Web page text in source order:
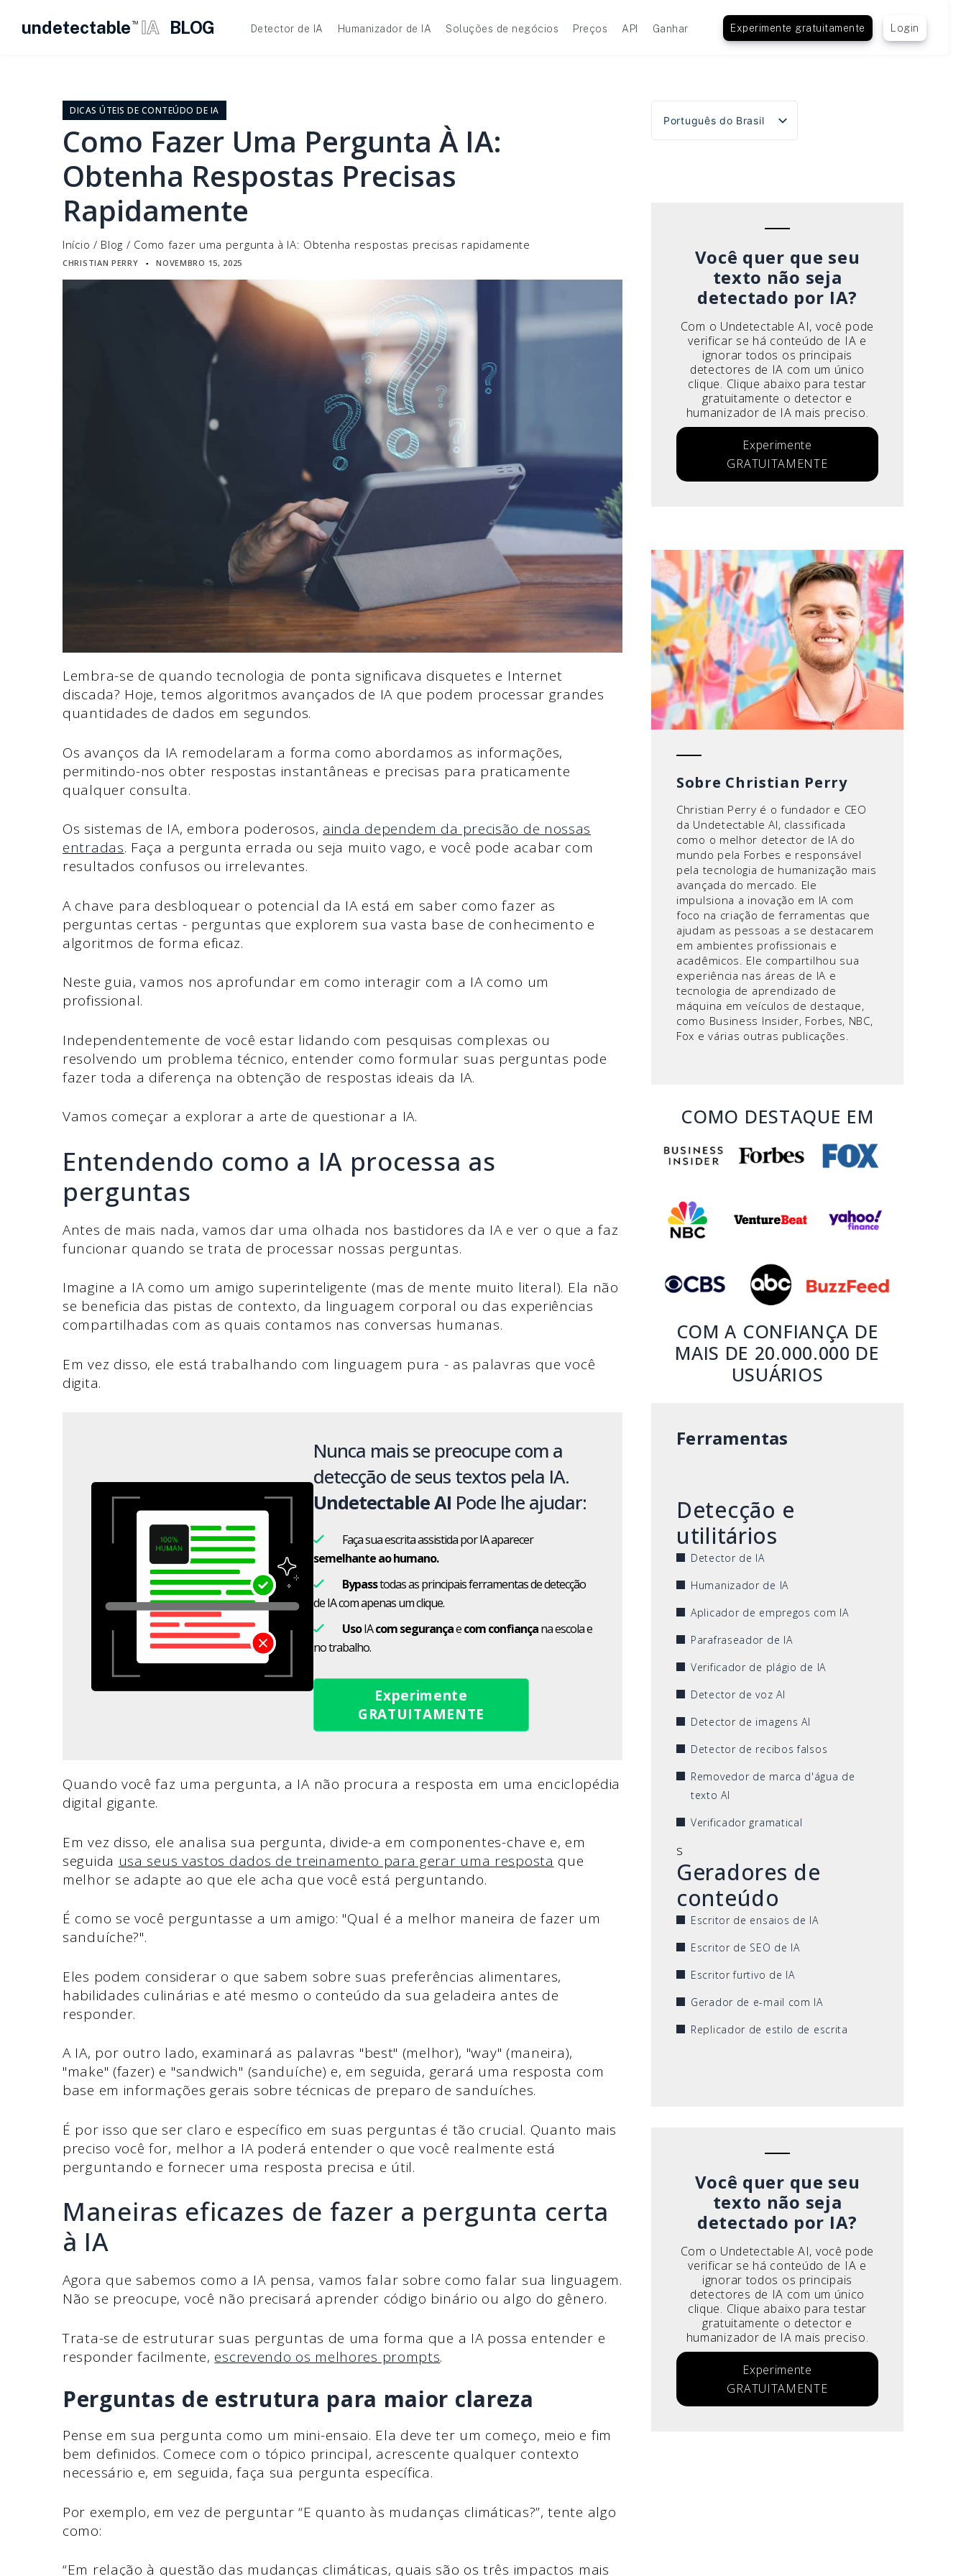
undetectable TM IA BLOG Detector de IA Humanizador de IA Soluções de negócios Preços API Ganhar Experimente gratuitamente Login
conteúdo
DICAS ÚTEIS DE CONTEÚDO DE IA
Como Fazer Uma Pergunta À IA:
Obtenha Respostas Precisas
Rapidamente
Início / Blog / Como fazer uma pergunta à IA: Obtenha respostas precisas rapidamente
CHRISTIAN PERRY ▪ NOVEMBRO 15, 2025
Lembra-se de quando tecnologia de ponta significava disquetes e Internet
discada? Hoje, temos algoritmos avançados de IA que podem processar grandes
quantidades de dados em segundos.
Os avanços da IA remodelaram a forma como abordamos as informações,
permitindo-nos obter respostas instantâneas e precisas para praticamente
qualquer consulta.
Os sistemas de IA, embora poderosos, ainda dependem da precisão de nossas
entradas. Faça a pergunta errada ou seja muito vago, e você pode acabar com
resultados confusos ou irrelevantes.
A chave para desbloquear o potencial da IA está em saber como fazer as
perguntas certas - perguntas que explorem sua vasta base de conhecimento e
algoritmos de forma eficaz.
Neste guia, vamos nos aprofundar em como interagir com a IA como um
profissional.
Independentemente de você estar lidando com pesquisas complexas ou
resolvendo um problema técnico, entender como formular suas perguntas pode
fazer toda a diferença na obtenção de respostas ideais da IA.
Vamos começar a explorar a arte de questionar a IA.
Entendendo como a IA processa as
perguntas
Antes de mais nada, vamos dar uma olhada nos bastidores da IA e ver o que a faz
funcionar quando se trata de processar nossas perguntas.
Imagine a IA como um amigo superinteligente (mas de mente muito literal). Ela não
se beneficia das pistas de contexto, da linguagem corporal ou das experiências
compartilhadas com as quais contamos nas conversas humanas.
Em vez disso, ele está trabalhando com linguagem pura - as palavras que você
digita.
Nunca mais se preocupe com a
detecção de seus textos pela IA.
Undetectable AI Pode lhe ajudar:
Faça sua escrita assistida por IA aparecer
semelhante ao humano.
Bypasstodas as principais ferramentas de detecção
de IA com apenas um clique.
UsoIAcom segurançaecom confiançana escola e
no trabalho.
Experimente
GRATUITAMENTE
Quando você faz uma pergunta, a IA não procura a resposta em uma enciclopédia
digital gigante.
Em vez disso, ele analisa sua pergunta, divide-a em componentes-chave e, em
seguida usa seus vastos dados de treinamento para gerar uma resposta que
melhor se adapte ao que ele acha que você está perguntando.
É como se você perguntasse a um amigo: "Qual é a melhor maneira de fazer um
sanduíche?".
Eles podem considerar o que sabem sobre suas preferências alimentares,
habilidades culinárias e até mesmo o conteúdo da sua geladeira antes de
responder.
A IA, por outro lado, examinará as palavras "best" (melhor), "way" (maneira),
"make" (fazer) e "sandwich" (sanduíche) e, em seguida, gerará uma resposta com
base em informações gerais sobre técnicas de preparo de sanduíches.
É por isso que ser claro e específico em suas perguntas é tão crucial. Quanto mais
preciso você for, melhor a IA poderá entender o que você realmente está
perguntando e fornecer uma resposta precisa e útil.
Maneiras eficazes de fazer a pergunta certa
à IA
Agora que sabemos como a IA pensa, vamos falar sobre como falar sua linguagem.
Não se preocupe, você não precisará aprender código binário ou algo do gênero.
Trata-se de estruturar suas perguntas de uma forma que a IA possa entender e
responder facilmente, escrevendo os melhores prompts.
Perguntas de estrutura para maior clareza
Pense em sua pergunta como um mini-ensaio. Ela deve ter um começo, meio e fim
bem definidos. Comece com o tópico principal, acrescente qualquer contexto
necessário e, em seguida, faça sua pergunta específica.
Por exemplo, em vez de perguntar “E quanto às mudanças climáticas?”, tente algo
como:
“Em relação à questão das mudanças climáticas, quais são os três impactos mais
Português do Brasil
English
Você quer que seu
texto não seja
detectado por IA?
Com o Undetectable AI, você pode
verificar se há conteúdo de IA e
ignorar todos os principais
detectores de IA com um único
clique. Clique abaixo para testar
gratuitamente o detector e
humanizador de IA mais preciso.
Experimente
GRATUITAMENTE
Sobre Christian Perry
Christian Perry é o fundador e CEO
da Undetectable AI, classificada
como o melhor detector de IA do
mundo pela Forbes e responsável
pela tecnologia de humanização mais
avançada do mercado. Ele
impulsiona a inovação em IA com
foco na criação de ferramentas que
ajudam as pessoas a se destacarem
em ambientes profissionais e
acadêmicos. Ele compartilhou sua
experiência nas áreas de IA e
tecnologia de aprendizado de
máquina em veículos de destaque,
como Business Insider, Forbes, NBC,
Fox e várias outras publicações.
COMO DESTAQUE EM
COM A CONFIANÇA DE
MAIS DE 20.000.000 DE
USUÁRIOS
Ferramentas
Detecção e
utilitários
Detector de IA
Humanizador de IA
Aplicador de empregos com IA
Parafraseador de IA
Verificador de plágio de IA
Detector de voz AI
Detector de imagens AI
Detector de recibos falsos
Removedor de marca d'água de
texto AI
Verificador gramatical
s
Geradores de
conteúdo
Escritor de ensaios de IA
Escritor de SEO de IA
Escritor furtivo de IA
Gerador de e-mail com IA
Replicador de estilo de escrita
Você quer que seu
texto não seja
detectado por IA?
Com o Undetectable AI, você pode
verificar se há conteúdo de IA e
ignorar todos os principais
detectores de IA com um único
clique. Clique abaixo para testar
gratuitamente o detector e
humanizador de IA mais preciso.
Experimente
GRATUITAMENTE